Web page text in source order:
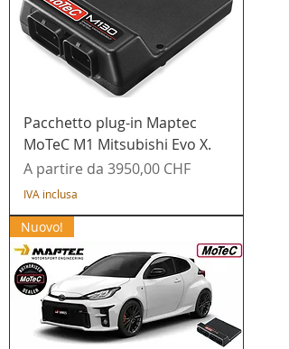
Pacchetto plug-in Maptec
MoTeC M1 Mitsubishi Evo X.
A partire da 3950,00 CHF
Prezzo scontato
IVA inclusa
Nuovo!